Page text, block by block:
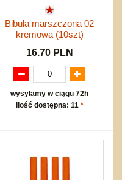
Bibuła marszczona 02
kremowa (10szt)
16.70 PLN
wysyłamy w ciągu 72h
ilość dostępna: 11 *